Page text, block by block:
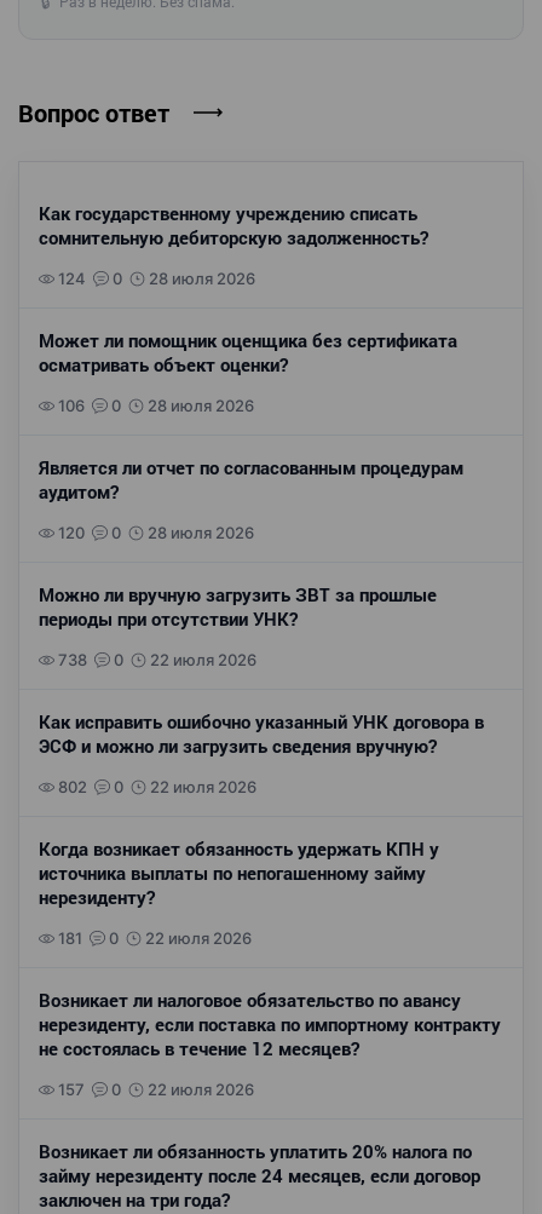
Вопрос ответ
Как государственному учреждению списать
сомнительную дебиторскую задолженность?
124 0 28 июля 2026
Может ли помощник оценщика без сертификата
осматривать объект оценки?
106 0 28 июля 2026
Является ли отчет по согласованным процедурам
аудитом?
120 0 28 июля 2026
Можно ли вручную загрузить ЗВТ за прошлые
периоды при отсутствии УНК?
738 0 22 июля 2026
Как исправить ошибочно указанный УНК договора в
ЭСФ и можно ли загрузить сведения вручную?
802 0 22 июля 2026
Когда возникает обязанность удержать КПН у
источника выплаты по непогашенному займу
нерезиденту?
181 0 22 июля 2026
Возникает ли налоговое обязательство по авансу
нерезиденту, если поставка по импортному контракту
не состоялась в течение 12 месяцев?
157 0 22 июля 2026
Возникает ли обязанность уплатить 20% налога по
займу нерезиденту после 24 месяцев, если договор
заключен на три года?